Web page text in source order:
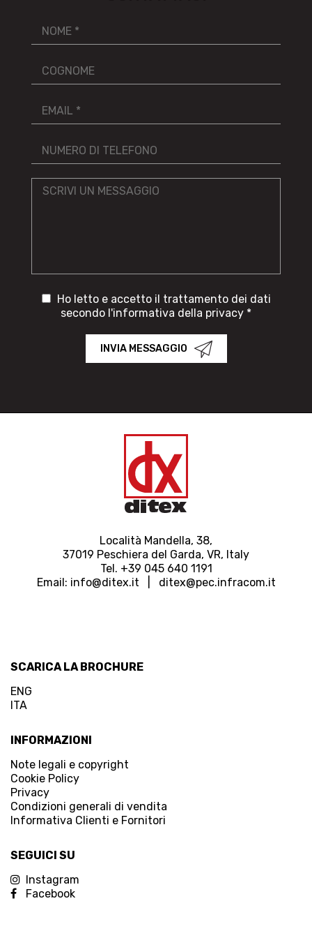
Ho letto e accetto il trattamento dei dati
secondo l'informativa della privacy *
INVIA MESSAGGIO
Località Mandella, 38,
37019 Peschiera del Garda, VR, Italy
Tel. +39 045 640 1191
Email: info@ditex.it | ditex@pec.infracom.it
SCARICA LA BROCHURE
ENG
ITA
INFORMAZIONI
Note legali e copyright
Cookie Policy
Privacy
Condizioni generali di vendita
Informativa Clienti e Fornitori
SEGUICI SU
Instagram
Facebook